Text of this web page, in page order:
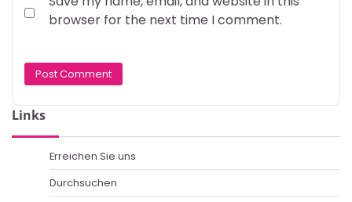
browser for the next time I comment.
Links
Erreichen Sie uns
Durchsuchen